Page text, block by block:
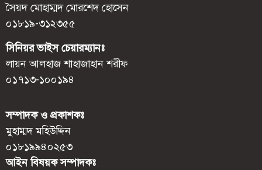
সৈয়দ মোহাম্মদ মোরশেদ হোসেন
০১৮১৯-৩১২৩৫৫
সিনিয়র ভাইস চেয়ারম্যানঃ
লায়ন আলহাজ শাহাজাহান শরীফ
০১৭১৩-১০০১৯৪
সম্পাদক ও প্রকাশকঃ
মুহাম্মদ মহিউদ্দিন
০১৮১৯৯৪০২৫৩
আইন বিষয়ক সম্পাদকঃ